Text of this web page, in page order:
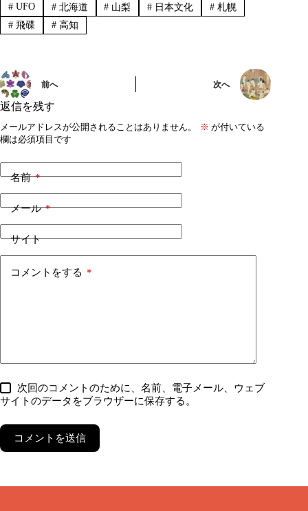
#UFO #北海道 # 山梨 # 日本文化 # 札幌
#飛碟 #高知
前へ 次へ
返信を残す
メールアドレスが公開されることはありません。 ※ が付いている
欄は必須項目です
名前*
メール*
サイト
コメントをする *
次回のコメントのために、名前、電子メール、ウェブ
サイトのデータをブラウザーに保存する。
コメントを送信